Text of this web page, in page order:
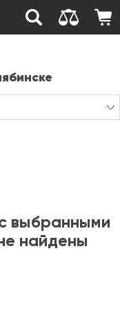
выбранными
найдены